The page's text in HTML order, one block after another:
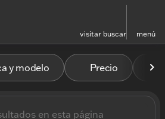
visitar buscar menú
volver arriba
venta en
y modelo Precio